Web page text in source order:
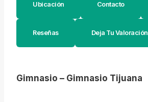
Ubicación Contacto
Reseñas Deja Tu Valoración
Gimnasio – Gimnasio Tijuana